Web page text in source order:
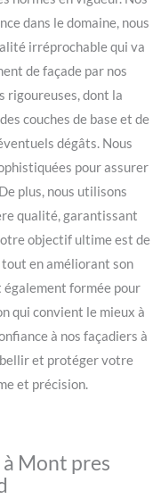
dans le domaine, nous
irréprochable qui va
de façade par nos
rigoureuses, dont la
couches de base et de
dégâts. Nous
pour assurer
plus, nous utilisons
qualité, garantissant
objectif ultime est de
en améliorant son
formée pour
qui convient le mieux à
à nos façadiers à
et protéger votre
et précision.
Mont pres